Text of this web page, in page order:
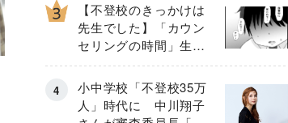
【不登校のきっかけは
先生でした】「カウン
セリングの時間」生徒
の情報をバラしたの
は…《第２話》
小中学校「不登校35万
人」時代に 中川翔子